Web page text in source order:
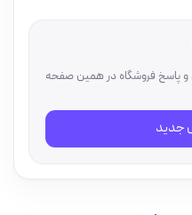
و پاسخ فروشگاه در همین صفحه
جدید